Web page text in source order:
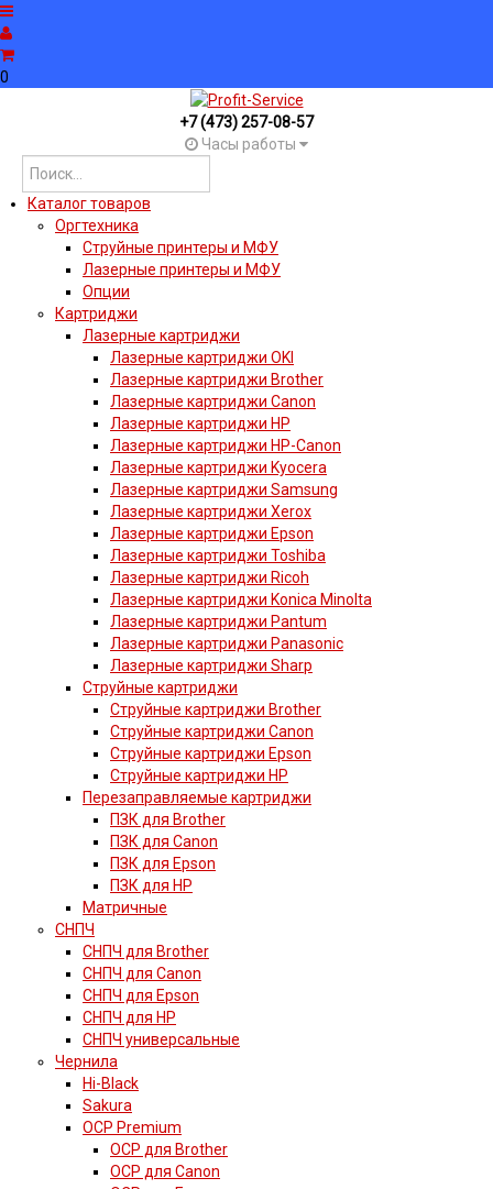
0
+7 (473) 257-08-57
Часы работы
Каталог товаров
Оргтехника
Струйные принтеры и МФУ
Лазерные принтеры и МФУ
Опции
Картриджи
Лазерные картриджи
Лазерные картриджи OKI
Лазерные картриджи Brother
Лазерные картриджи Canon
Лазерные картриджи HP
Лазерные картриджи HP-Canon
Лазерные картриджи Kyocera
Лазерные картриджи Samsung
Лазерные картриджи Xerox
Лазерные картриджи Epson
Лазерные картриджи Toshiba
Лазерные картриджи Ricoh
Лазерные картриджи Konica Minolta
Лазерные картриджи Pantum
Лазерные картриджи Panasonic
Лазерные картриджи Sharp
Струйные картриджи
Струйные картриджи Brother
Струйные картриджи Canon
Струйные картриджи Epson
Струйные картриджи HP
Перезаправляемые картриджи
ПЗК для Brother
ПЗК для Canon
ПЗК для Epson
ПЗК для HP
Матричные
СНПЧ
СНПЧ для Brother
СНПЧ для Canon
СНПЧ для Epson
СНПЧ для HP
СНПЧ универсальные
Чернила
Hi-Black
Sakura
OCP Premium
OCP для Brother
OCP для Canon